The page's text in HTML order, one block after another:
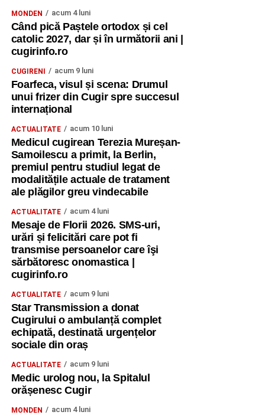
MONDEN acum 4 luni
Când pică Paștele ortodox și cel
catolic 2027, dar și în următorii ani |
cugirinfo.ro
CUGIRENI acum 9 luni
Foarfeca, visul și scena: Drumul
unui frizer din Cugir spre succesul
internațional
ACTUALITATE acum 10 luni
Medicul cugirean Terezia Mureșan-
Samoilescu a primit, la Berlin,
premiul pentru studiul legat de
modalitățile actuale de tratament
ale plăgilor greu vindecabile
ACTUALITATE acum 4 luni
Mesaje de Florii 2026. SMS-uri,
urări și felicitări care pot fi
transmise persoanelor care îşi
sărbătoresc onomastica |
cugirinfo.ro
ACTUALITATE acum 9 luni
Star Transmission a donat
Cugirului o ambulanță complet
echipată, destinată urgențelor
sociale din oraș
ACTUALITATE acum 9 luni
Medic urolog nou, la Spitalul
orășenesc Cugir
MONDEN acum 4 luni